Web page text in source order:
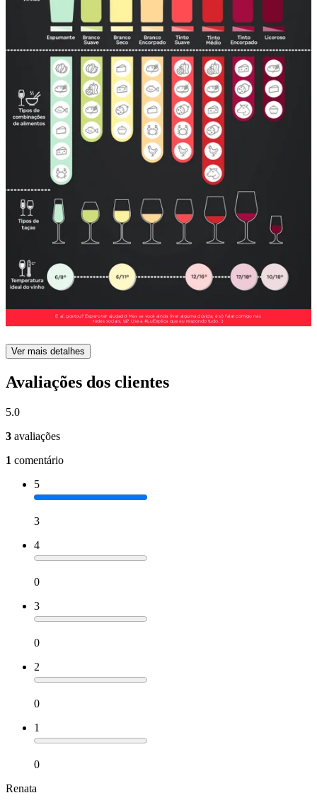
Ver mais detalhes
Avaliações dos clientes
5.0
3 avaliações
1 comentário
5
3
4
0
3
0
2
0
1
0
Renata